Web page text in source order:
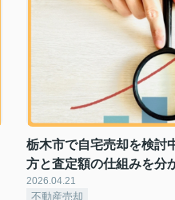
栃木市で自宅売却を検討
方と査定額の仕組みを分
2026.04.21
不動産売却